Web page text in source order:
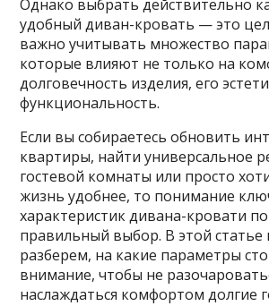
Однако выбрать действительно
удобный диван-кровать — это
важно учитывать множество
которые влияют не только на
долговечность изделия, его
функциональность.
Если вы собираетесь обновить
квартиры, найти универсальное
гостевой комнаты или просто
жизнь удобнее, то понимание
характеристик дивана-кровати
правильный выбор. В этой
разберем, на какие параметры
внимание, чтобы не
наслаждаться комфортом долгие